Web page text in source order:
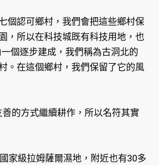
認可鄉村，我們會把這些鄉村保
，所以在科技城既有科技用地，也
個逐步建成，我們稱為古洞北的
。在這個鄉村，我們保留了它的風
的方式繼續耕作，所以名符其實
家級拉姆薩爾濕地，附近也有30多